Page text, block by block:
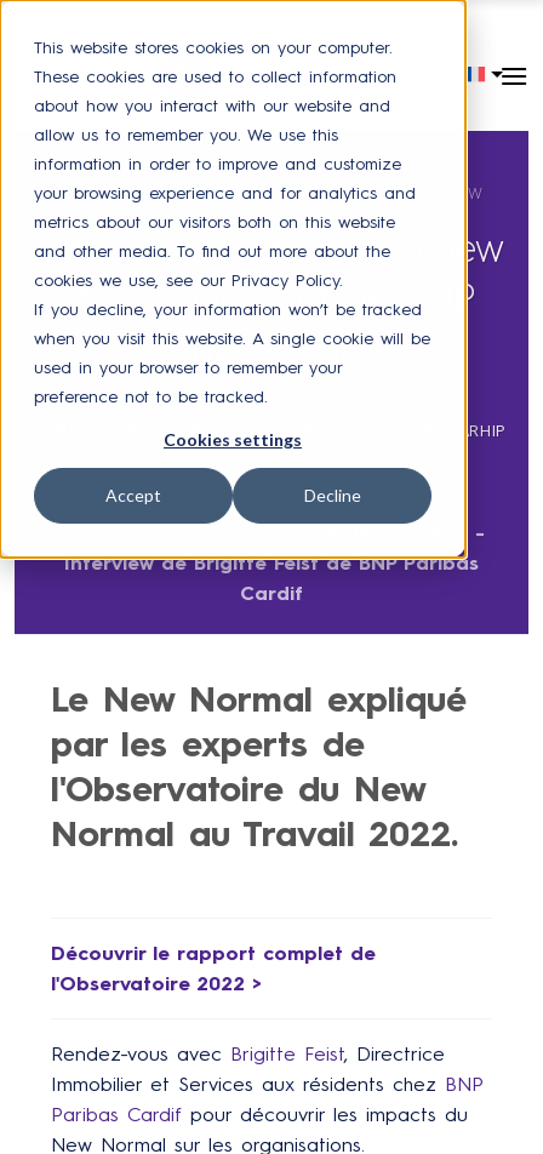
This website stores cookies on your computer.
These cookies are used to collect information
about how you interact with our website and
allow us to remember you. We use this
information in order to improve and customize
your browsing experience and for analytics and
metrics about our visitors both on this website
and other media. To find out more about the
cookies we use, see our Privacy Policy.
If you decline, your information won’t be tracked
when you visit this website. A single cookie will be
used in your browser to remember your
preference not to be tracked.
Cookies settings
Accept Decline
FUTURE OF HR,EXPERIENCE COLLABORATEUR
NEW
Parole d'experts - Interview
de Brigitte Feist de BNP
Paribas Cardif
SEPTEMBRE 23, 2022 ANDREEA EXTRAT ARHIP
Parole d'experts -
Interview de Brigitte Feist de BNP Paribas
Cardif
Le New Normal expliqué
par les experts de
l'Observatoire du New
Normal au Travail 2022.
Découvrir le rapport complet de
l'Observatoire 2022 >
Rendez-vous avec Brigitte Feist, Directrice
Immobilier et Services aux résidents chez BNP
Paribas Cardif pour découvrir les impacts du
New Normal sur les organisations.